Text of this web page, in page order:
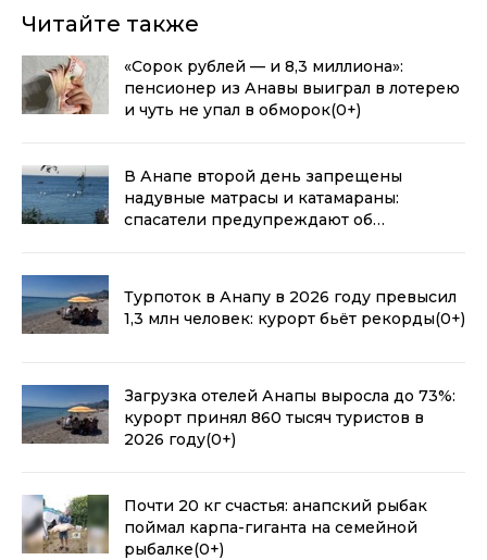
Читайте также
«Сорок рублей — и 8,3 миллиона»:
пенсионер из Анавы выиграл в лотерею
и чуть не упал в обморок(0+)
В Анапе второй день запрещены
надувные матрасы и катамараны:
спасатели предупреждают об
Турпоток в Анапу в 2026 году превысил
1,3 млн человек: курорт бьёт рекорды(0+)
Загрузка отелей Анапы выросла до 73%:
курорт принял 860 тысяч туристов в
2026 году(0+)
Почти 20 кг счастья: анапский рыбак
поймал карпа-гиганта на семейной
рыбалке(0+)